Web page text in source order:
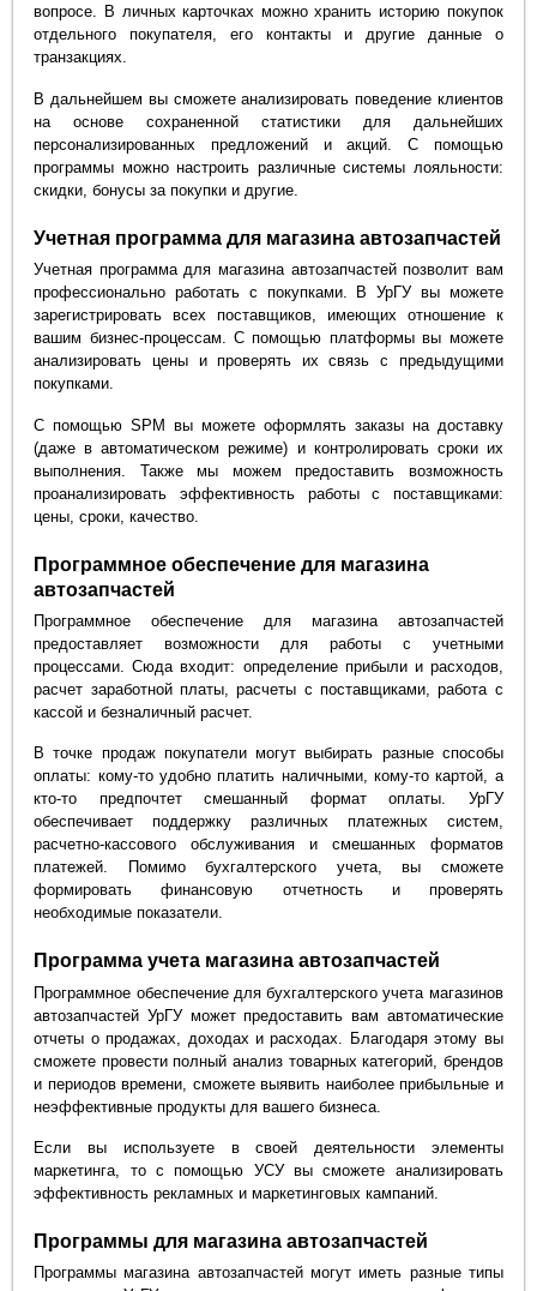
вопросе. В личных карточках можно хранить историю покупок
отдельного покупателя, его контакты и другие данные о
транзакциях.
В дальнейшем вы сможете анализировать поведение клиентов
на основе сохраненной статистики для дальнейших
персонализированных предложений и акций. С помощью
программы можно настроить различные системы лояльности:
скидки, бонусы за покупки и другие.
Учетная программа для магазина автозапчастей
Учетная программа для магазина автозапчастей позволит вам
профессионально работать с покупками. В УрГУ вы можете
зарегистрировать всех поставщиков, имеющих отношение к
вашим бизнес-процессам. С помощью платформы вы можете
анализировать цены и проверять их связь с предыдущими
покупками.
С помощью SPM вы можете оформлять заказы на доставку
(даже в автоматическом режиме) и контролировать сроки их
выполнения. Также мы можем предоставить возможность
проанализировать эффективность работы с поставщиками:
цены, сроки, качество.
Программное обеспечение для магазина
автозапчастей
Программное обеспечение для магазина автозапчастей
предоставляет возможности для работы с учетными
процессами. Сюда входит: определение прибыли и расходов,
расчет заработной платы, расчеты с поставщиками, работа с
кассой и безналичный расчет.
В точке продаж покупатели могут выбирать разные способы
оплаты: кому-то удобно платить наличными, кому-то картой, а
кто-то предпочтет смешанный формат оплаты. УрГУ
обеспечивает поддержку различных платежных систем,
расчетно-кассового обслуживания и смешанных форматов
платежей. Помимо бухгалтерского учета, вы сможете
формировать финансовую отчетность и проверять
необходимые показатели.
Программа учета магазина автозапчастей
Программное обеспечение для бухгалтерского учета магазинов
автозапчастей УрГУ может предоставить вам автоматические
отчеты о продажах, доходах и расходах. Благодаря этому вы
сможете провести полный анализ товарных категорий, брендов
и периодов времени, сможете выявить наиболее прибыльные и
неэффективные продукты для вашего бизнеса.
Если вы используете в своей деятельности элементы
маркетинга, то с помощью УСУ вы сможете анализировать
эффективность рекламных и маркетинговых кампаний.
Программы для магазина автозапчастей
Программы магазина автозапчастей могут иметь разные типы